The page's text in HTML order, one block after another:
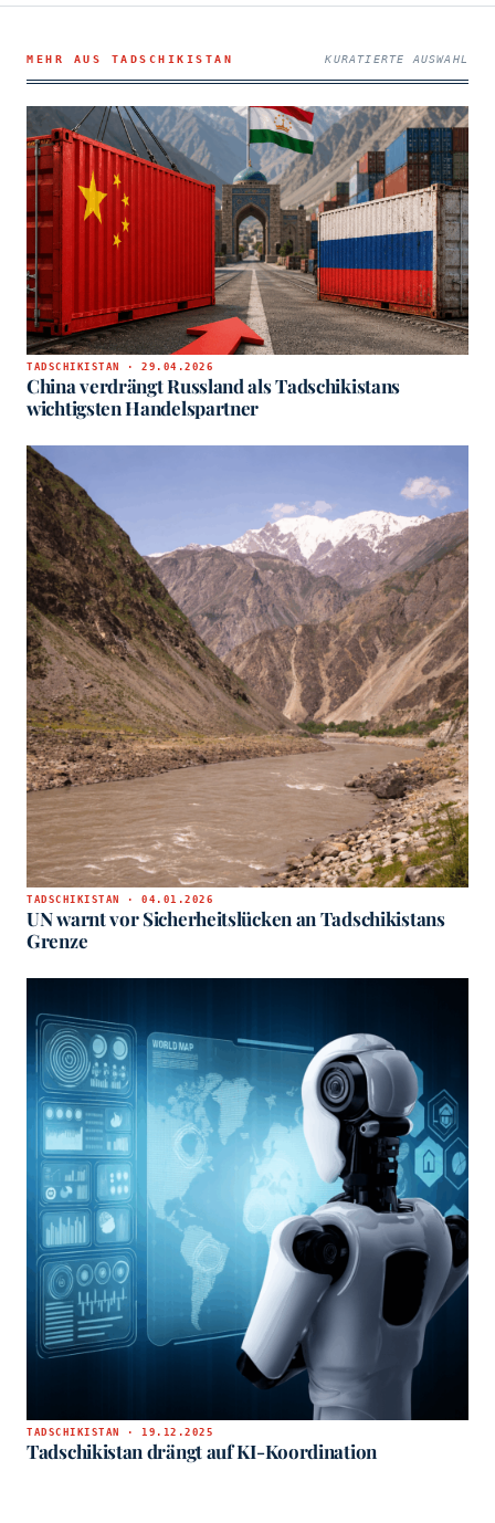
MEHR AUS TADSCHIKISTAN KURATIERTE AUSWAHL
TADSCHIKISTAN · 29.04.2026
China verdrängt Russland als Tadschikistans
wichtigsten Handelspartner
TADSCHIKISTAN · 04.01.2026
UN warnt vor Sicherheitslücken an Tadschikistans
Grenze
TADSCHIKISTAN · 19.12.2025
Tadschikistan drängt auf KI-Koordination